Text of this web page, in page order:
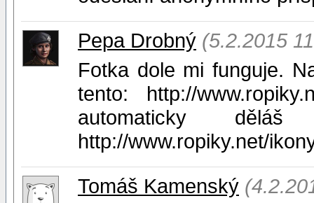
Pepa Drobný (5.2.2015
Fotka dole mi funguje.
tento: http://
automaticky děláš
http://www.ropiky.net/
Tomáš Kamenský